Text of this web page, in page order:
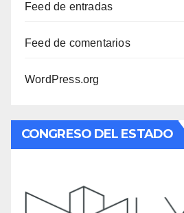
Feed de entradas
Feed de comentarios
WordPress.org
CONGRESO DEL ESTADO